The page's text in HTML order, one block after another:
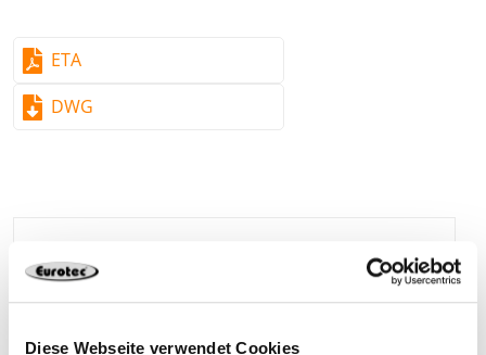
Diese Webseite verwendet Cookies
ETA
DWG
954056 95 x 88 x 65 mm